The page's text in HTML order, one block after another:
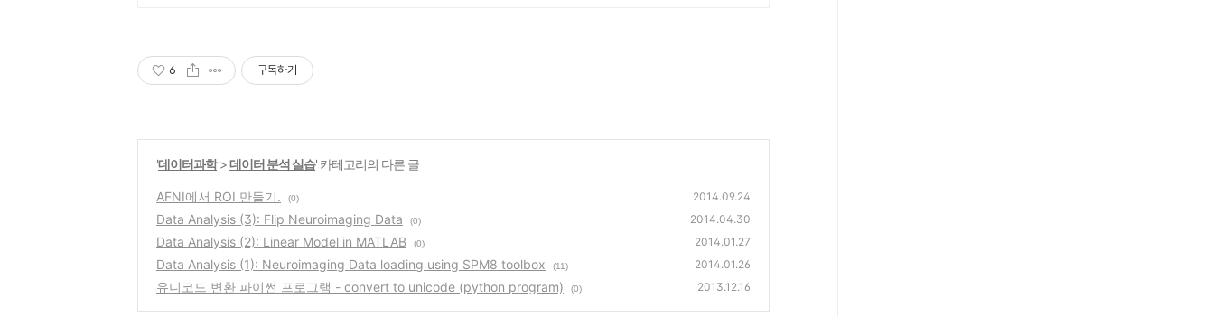
6 구독하기
'데이터과학>데이터 분석 실습' 카테고리의 다른 글
AFNI에서 ROI 만들기. (0) 2014.09.24
Data Analysis (3): Flip Neuroimaging Data (0) 2014.04.30
Data Analysis (2): Linear Model in MATLAB (0) 2014.01.27
Data Analysis (1): Neuroimaging Data loading using SPM8 toolbox (11) 2014.01.26
유니코드 변환 파이썬 프로그램 - convert to unicode (python program) (0) 2013.12.16